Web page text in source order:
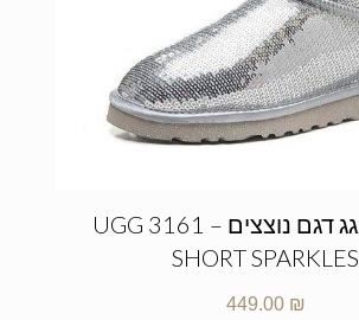
מגפי האגג דגם נוצצים – UGG 3161
SHORT SPARKLES
449.00 ₪